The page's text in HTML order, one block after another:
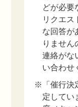
どが必要
リクエス
な回答が
りません
連絡がな
い合わせ
※「催行決
定してい